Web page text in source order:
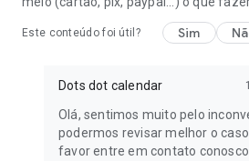
Este conteúdo foi útil? Sim
Dots dot calendar
Olá, sentimos muito pelo
podermos revisar melhor o
favor entre em contato conosco